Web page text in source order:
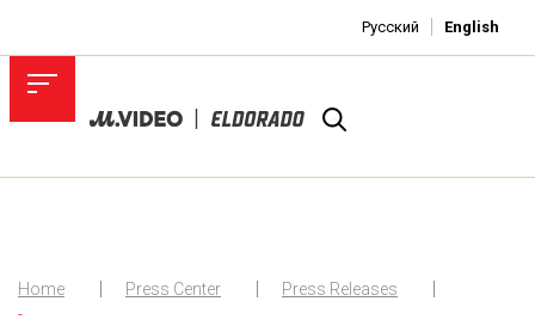
Русский English
Home Press Center
Press Releases
-